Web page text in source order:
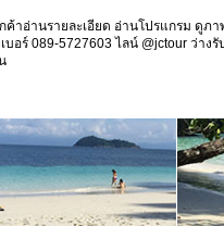
าอ่านรายละเอียด อ่านโปรแกรม ดูภ
อร์ 089-5727603 ไลน์ @jctour ว่าง